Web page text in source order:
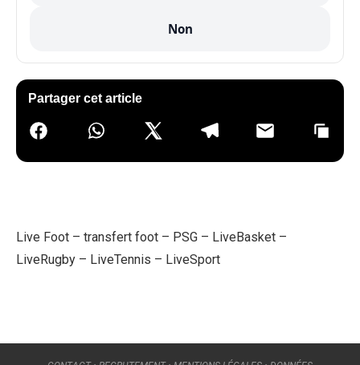
Non
Partager cet article
Live Foot – transfert foot – PSG – LiveBasket –
LiveRugby – LiveTennis – LiveSport